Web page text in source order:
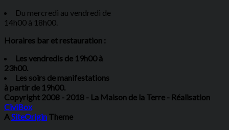
Du mercredi au vendredi de
14h00 à 18h00.
Horaires bar et restauration :
Les vendredis de 19h00 à
23h00.
Les soirs de manifestations
à partir de 19h00.
Copyright 2008 - 2018 - La Maison de la Terre - Réalisation
CiviBox
ASiteOrigin Theme